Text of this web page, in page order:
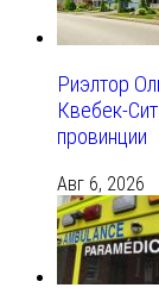
Риэлтор
Квебек-
провинции
Авг 6, 2026